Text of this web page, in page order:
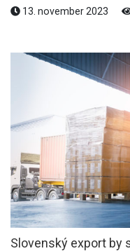
13. november 2023
Slovenský export by